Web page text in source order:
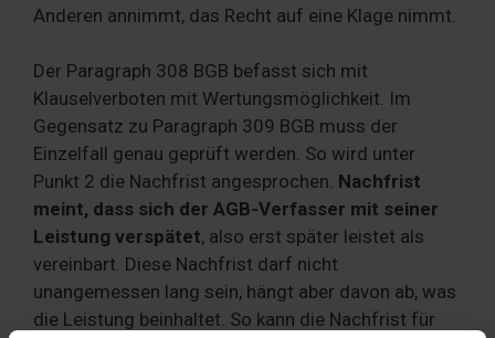
Anderen annimmt, das Recht auf eine Klage nimmt.
Der Paragraph 308 BGB befasst sich mit
Klauselverboten mit Wertungsmöglichkeit. Im
Gegensatz zu Paragraph 309 BGB muss der
Einzelfall genau geprüft werden. So wird unter
Punkt 2 die Nachfrist angesprochen. Nachfrist
meint, dass sich der AGB-Verfasser mit seiner
Leistung verspätet, also erst später leistet als
vereinbart. Diese Nachfrist darf nicht
unangemessen lang sein, hängt aber davon ab, was
die Leistung beinhaltet. So kann die Nachfrist für